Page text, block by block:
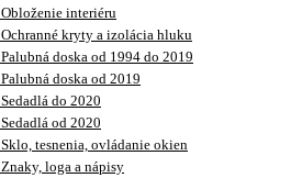
Obloženie interiéru
Ochranné kryty a izolácia hluku
Palubná doska od 1994 do 2019
Palubná doska od 2019
Sedadlá do 2020
Sedadlá od 2020
Sklo, tesnenia, ovládanie okien
Znaky, loga a nápisy